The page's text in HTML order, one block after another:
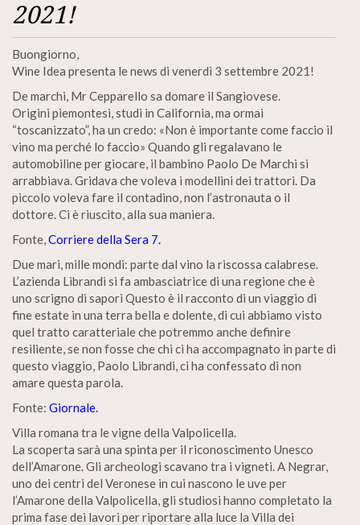
2021!
Buongiorno,
Wine Idea presenta le news di venerdì 3 settembre 2021!
De marchi, Mr Cepparello sa domare il Sangiovese.
Origini piemontesi, studi in California, ma ormai
“toscanizzato”, ha un credo: «Non è importante come faccio il
vino ma perché lo faccio» Quando gli regalavano le
automobiline per giocare, il bambino Paolo De Marchi si
arrabbiava. Gridava che voleva i modellini dei trattori. Da
piccolo voleva fare il contadino, non l’astronauta o il
dottore. Ci è riuscito, alla sua maniera.
Fonte,Corriere della Sera 7.
Due mari, mille mondi: parte dal vino la riscossa calabrese.
L’azienda Librandi si fa ambasciatrice di una regione che è
uno scrigno di sapori Questo è il racconto di un viaggio di
fine estate in una terra bella e dolente, di cui abbiamo visto
quel tratto caratteriale che potremmo anche definire
resiliente, se non fosse che chi ci ha accompagnato in parte di
questo viaggio, Paolo Librandi, ci ha confessato di non
amare questa parola.
Fonte: Giornale.
Villa romana tra le vigne della Valpolicella.
La scoperta sarà una spinta per il riconoscimento Unesco
dell’Amarone. Gli archeologi scavano tra i vigneti. A Negrar,
uno dei centri del Veronese in cui nascono le uve per
l’Amarone della Valpolicella, gli studiosi hanno completato la
prima fase dei lavori per riportare alla luce la Villa dei